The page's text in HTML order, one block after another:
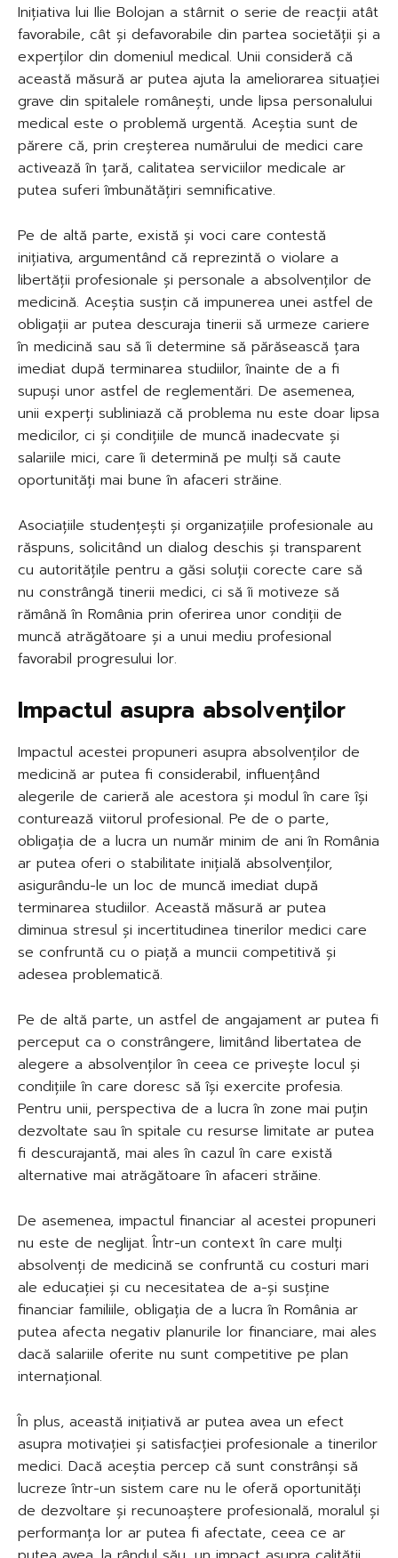
Inițiativa lui Ilie Bolojan a stârnit o serie de reacții atât
favorabile, cât și defavorabile din partea societății și a
experților din domeniul medical. Unii consideră că
această măsură ar putea ajuta la ameliorarea situației
grave din spitalele românești, unde lipsa personalului
medical este o problemă urgentă. Aceștia sunt de
părere că, prin creșterea numărului de medici care
activează în țară, calitatea serviciilor medicale ar
putea suferi îmbunătățiri semnificative.
Pe de altă parte, există și voci care contestă
inițiativa, argumentând că reprezintă o violare a
libertății profesionale și personale a absolvenților de
medicină. Aceștia susțin că impunerea unei astfel de
obligații ar putea descuraja tinerii să urmeze cariere
în medicină sau să îi determine să părăsească țara
imediat după terminarea studiilor, înainte de a fi
supuși unor astfel de reglementări. De asemenea,
unii experți subliniază că problema nu este doar lipsa
medicilor, ci și condițiile de muncă inadecvate și
salariile mici, care îi determină pe mulți să caute
oportunități mai bune în afaceri străine.
Asociațiile studențești și organizațiile profesionale au
răspuns, solicitând un dialog deschis și transparent
cu autoritățile pentru a găsi soluții corecte care să
nu constrângă tinerii medici, ci să îi motiveze să
rămână în România prin oferirea unor condiții de
muncă atrăgătoare și a unui mediu profesional
favorabil progresului lor.
Impactul asupra absolvenților
Impactul acestei propuneri asupra absolvenților de
medicină ar putea fi considerabil, influențând
alegerile de carieră ale acestora și modul în care își
conturează viitorul profesional. Pe de o parte,
obligația de a lucra un număr minim de ani în România
ar putea oferi o stabilitate inițială absolvenților,
asigurându-le un loc de muncă imediat după
terminarea studiilor. Această măsură ar putea
diminua stresul și incertitudinea tinerilor medici care
se confruntă cu o piață a muncii competitivă și
adesea problematică.
Pe de altă parte, un astfel de angajament ar putea fi
perceput ca o constrângere, limitând libertatea de
alegere a absolvenților în ceea ce privește locul și
condițiile în care doresc să își exercite profesia.
Pentru unii, perspectiva de a lucra în zone mai puțin
dezvoltate sau în spitale cu resurse limitate ar putea
fi descurajantă, mai ales în cazul în care există
alternative mai atrăgătoare în afaceri străine.
De asemenea, impactul financiar al acestei propuneri
nu este de neglijat. Într-un context în care mulți
absolvenți de medicină se confruntă cu costuri mari
ale educației și cu necesitatea de a-și susține
financiar familiile, obligația de a lucra în România ar
putea afecta negativ planurile lor financiare, mai ales
dacă salariile oferite nu sunt competitive pe plan
internațional.
În plus, această inițiativă ar putea avea un efect
asupra motivației și satisfacției profesionale a tinerilor
medici. Dacă aceștia percep că sunt constrânși să
lucreze într-un sistem care nu le oferă oportunități
de dezvoltare și recunoaștere profesională, moralul și
performanța lor ar putea fi afectate, ceea ce ar